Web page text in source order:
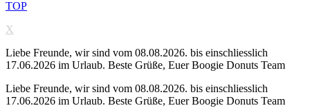
TOP
X
Liebe Freunde, wir sind vom 08.08.2026. bis einschliesslich
17.06.2026 im Urlaub. Beste Grüße, Euer Boogie Donuts Team
Liebe Freunde, wir sind vom 08.08.2026. bis einschliesslich
17.06.2026 im Urlaub. Beste Grüße, Euer Boogie Donuts Team